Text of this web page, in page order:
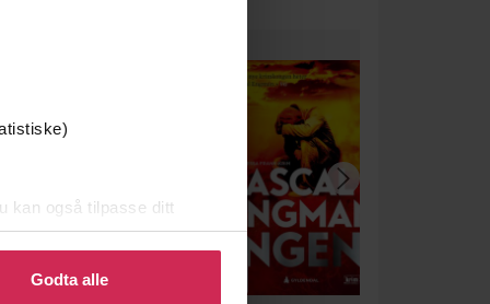
kan også tilpasse ditt
eller endre ditt samtykke.
Godta alle